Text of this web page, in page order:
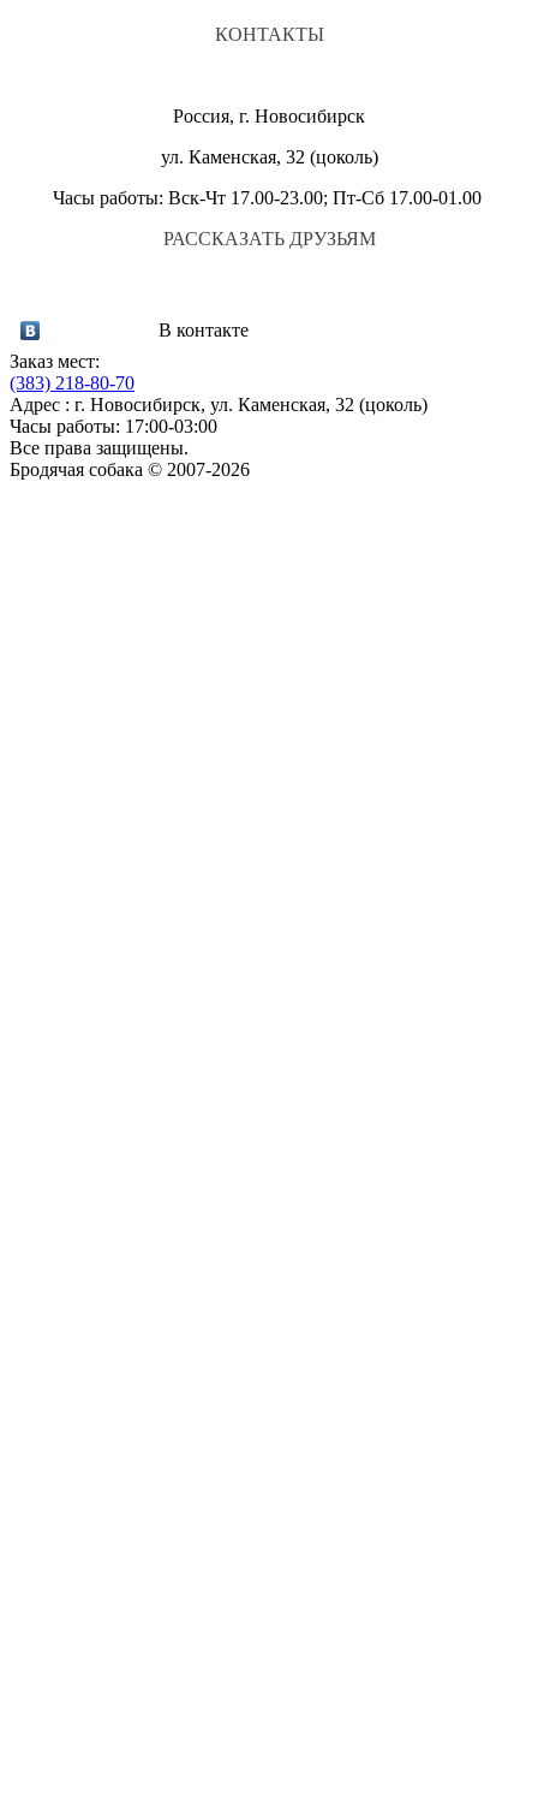
КОНТАКТЫ
Россия, г. Новосибирск
ул. Каменская, 32 (цоколь)
Часы работы: Вск-Чт 17.00-23.00; Пт-Сб 17.00-01.00
РАССКАЗАТЬ ДРУЗЬЯМ
В контакте
Заказ мест:
(383) 218-80-70
Адрес : г. Новосибирск, ул. Каменская, 32 (цоколь)
Часы работы: 17:00-03:00
Все права защищены.
Бродячая собака © 2007-2026